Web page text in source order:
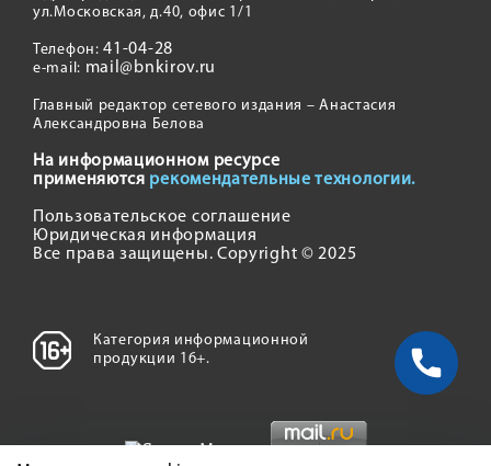
ул.Московская, д.40, офис 1/1
Телефон:41-04-28
e-mail: mail@bnkirov.ru
Главный редактор сетевого издания – Анастасия
Александровна Белова
На информационном ресурсе
применяются рекомендательные технологии.
Пользовательское соглашение
Юридическая информация
Все права защищены. Copyright © 2025
Категория информационной
продукции 16+.